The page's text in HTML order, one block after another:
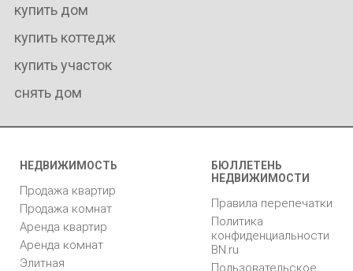
купить дом
купить коттедж
купить участок
снять дом
НЕДВИЖИМОСТЬ
Продажа квартир
Продажа комнат
Аренда квартир
Аренда комнат
Элитная
БЮЛЛЕТЕНЬ
НЕДВИЖИМОСТИ
Правила перепечатки
Политика
конфиденциальности
BN.ru
Пользовательское